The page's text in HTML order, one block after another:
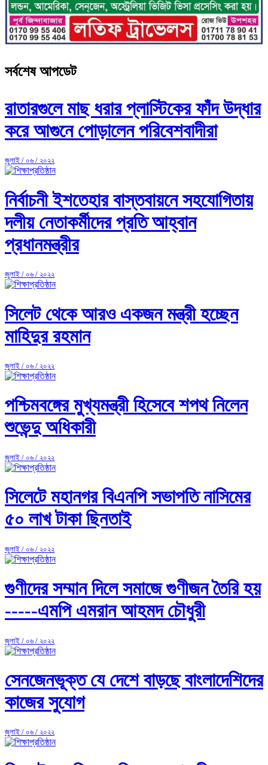
সর্বশেষ আপডেট
রাতারগুলে মাছ ধরার প্লাস্টিকের ফাঁদ উদ্ধার
করে আগুনে পোড়ালেন পরিবেশবাদীরা
জুলাই / ০৬ / ২০২২
নির্বাচনী ইশতেহার বাস্তবায়নে সহযোগিতায়
দলীয় নেতাকর্মীদের প্রতি আহ্বান
প্রধানমন্ত্রীর
জুলাই / ০৬ / ২০২২
সিলেট থেকে আরও একজন মন্ত্রী হচ্ছেন
মাহিদুর রহমান
জুলাই / ০৬ / ২০২২
পশ্চিমবঙ্গের মুখ্যমন্ত্রী হিসেবে শপথ নিলেন
শুভেন্দু অধিকারী
জুলাই / ০৬ / ২০২২
সিলেটে মহানগর বিএনপি সভাপতি নাসিমের
৫০ লাখ টাকা ছিনতাই
জুলাই / ০৬ / ২০২২
গুণীদের সম্মান দিলে সমাজে গুণীজন তৈরি হয়
-----এমপি এমরান আহমদ চৌধুরী
জুলাই / ০৬ / ২০২২
সেনজেনভূক্ত যে দেশে বাড়ছে বাংলাদেশিদের
কাজের সুযোগ
জুলাই / ০৬ / ২০২২